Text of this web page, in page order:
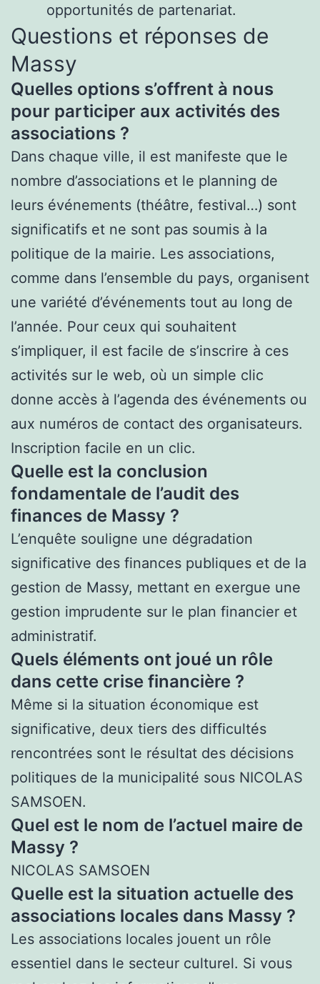
opportunités de partenariat.
Questions et réponses de
Massy
Quelles options s’offrent à nous
pour participer aux activités des
associations ?
Dans chaque ville, il est manifeste que le
nombre d’associations et le planning de
leurs événements (théâtre, festival…) sont
significatifs et ne sont pas soumis à la
politique de la mairie. Les associations,
comme dans l’ensemble du pays, organisent
une variété d’événements tout au long de
l’année. Pour ceux qui souhaitent
s’impliquer, il est facile de s’inscrire à ces
activités sur le web, où un simple clic
donne accès à l’agenda des événements ou
aux numéros de contact des organisateurs.
Inscription facile en un clic.
Quelle est la conclusion
fondamentale de l’audit des
finances de Massy ?
L’enquête souligne une dégradation
significative des finances publiques et de la
gestion de Massy, mettant en exergue une
gestion imprudente sur le plan financier et
administratif.
Quels éléments ont joué un rôle
dans cette crise financière ?
Même si la situation économique est
significative, deux tiers des difficultés
rencontrées sont le résultat des décisions
politiques de la municipalité sous NICOLAS
SAMSOEN.
Quel est le nom de l’actuel maire de
Massy ?
NICOLAS SAMSOEN
Quelle est la situation actuelle des
associations locales dans Massy ?
Les associations locales jouent un rôle
essentiel dans le secteur culturel. Si vous